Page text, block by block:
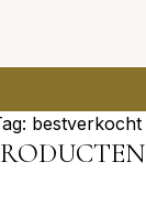
bestverkocht